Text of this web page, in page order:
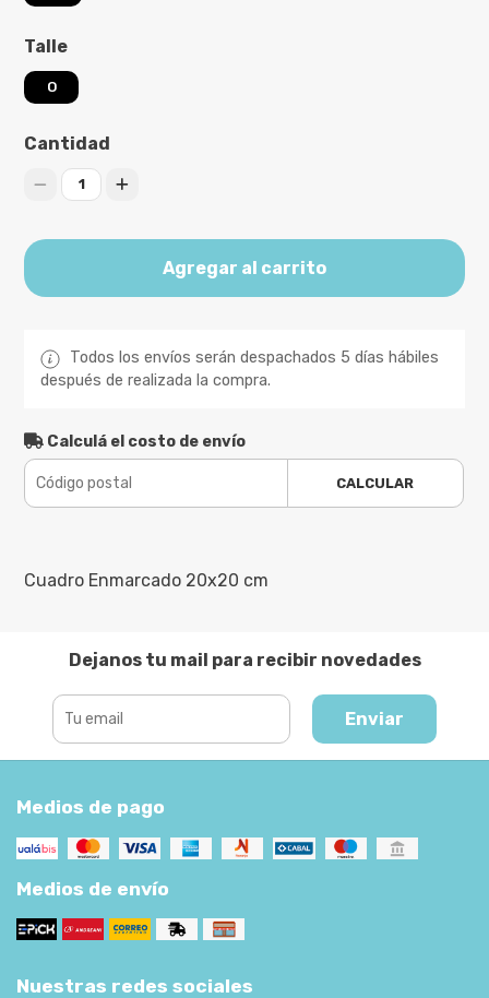
Talle
O
Cantidad
1
Agregar al carrito
Todos los envíos serán despachados 5 días hábiles
después de realizada la compra.
Calculá el costo de envío
CALCULAR
Cuadro Enmarcado 20x20 cm
Dejanos tu mail para recibir novedades
Enviar
Medios de pago
Medios de envío
Nuestras redes sociales